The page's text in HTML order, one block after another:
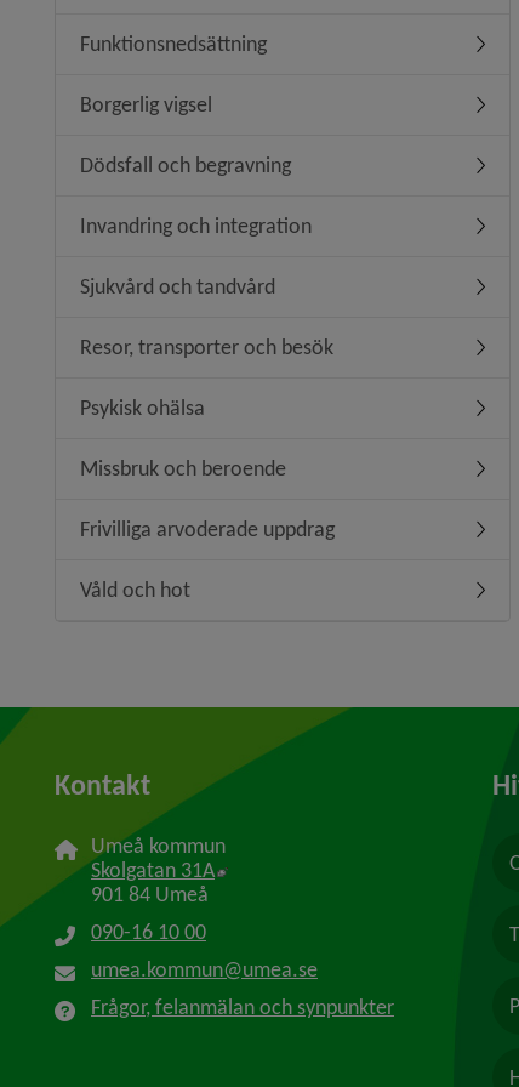
Funktionsnedsättning
Borgerlig vigsel
Dödsfall och begravning
Invandring och integration
Sjukvård och tandvård
Resor, transporter och besök
Psykisk ohälsa
Missbruk och beroende
Frivilliga arvoderade uppdrag
Våld och hot
Kontakt
Umeå kommun
Skolgatan 31A Länk till annan webbplats,
901 84 Umeå
090-16 10 00
umea.kommun@umea.se
Frågor, felanmälan och synpunkter